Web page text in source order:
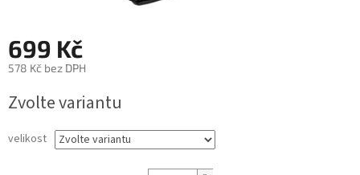
699 Kč
578 Kč bez DPH
cena:
Zvolte variantu
velikost